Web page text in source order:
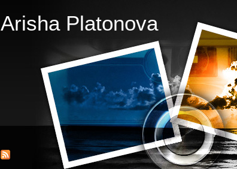
Arisha Platonova